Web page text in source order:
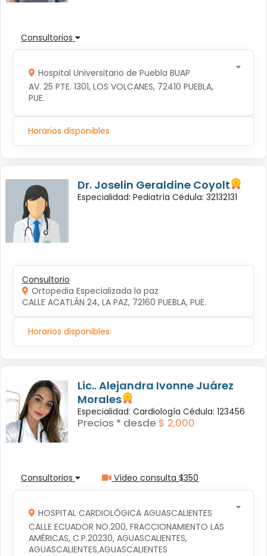
Consultorios
Hospital Universitario de Puebla BUAP
AV. 25 PTE. 1301, LOS VOLCANES, 72410 PUEBLA,
PUE.
Horarios disponibles
Dr. Joselin Geraldine Coyolt
Especialidad: Pediatría Cédula: 32132131
Consultorio
Ortopedia Especializada la paz
CALLE ACATLÁN 24, LA PAZ, 72160 PUEBLA, PUE.
Horarios disponibles
Lic.. Alejandra Ivonne Juárez
Morales
Especialidad: Cardiología Cédula: 123456
Precios * desde $ 2,000
Consultorios Vídeo consulta $350
HOSPITAL CARDIOLÓGICA AGUASCALIENTES
CALLE ECUADOR NO.200, FRACCIONAMIENTO LAS
AMÉRICAS, C.P.20230, AGUASCALIENTES,
AGUASCALIENTES,AGUASCALIENTES